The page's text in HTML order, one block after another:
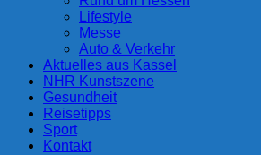
Lifestyle
Messe
Auto & Verkehr
Aktuelles aus Kassel
NHR Kunstszene
Gesundheit
Reisetipps
Sport
Kontakt